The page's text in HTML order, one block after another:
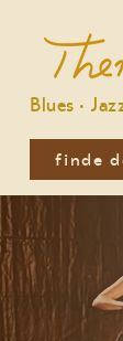
finde
Blues ·